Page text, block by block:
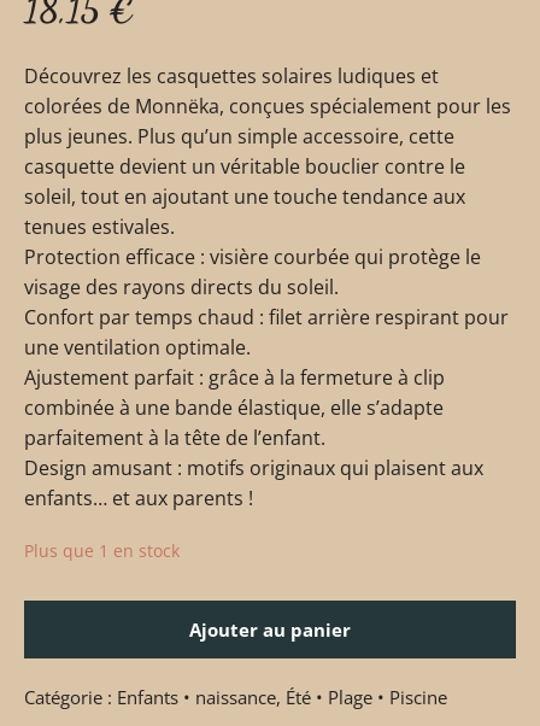
Découvrez les casquettes solaires ludiques et
colorées de Monnëka, conçues spécialement pour les
plus jeunes. Plus qu’un simple accessoire, cette
casquette devient un véritable bouclier contre le
soleil, tout en ajoutant une touche tendance aux
tenues estivales.
Protection efficace : visière courbée qui protège le
visage des rayons directs du soleil.
Confort par temps chaud : filet arrière respirant pour
une ventilation optimale.
Ajustement parfait : grâce à la fermeture à clip
combinée à une bande élastique, elle s’adapte
parfaitement à la tête de l’enfant.
Design amusant : motifs originaux qui plaisent aux
enfants… et aux parents !
Plus que 1 en stock
Ajouter au panier
Catégorie : Enfants • naissance, Été • Plage • Piscine